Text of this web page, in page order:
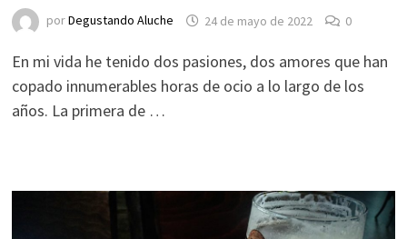
porDegustando Aluche 24 de mayo de 2022 0
En mi vida he tenido dos pasiones, dos amores que han
copado innumerables horas de ocio a lo largo de los
años. La primera de …